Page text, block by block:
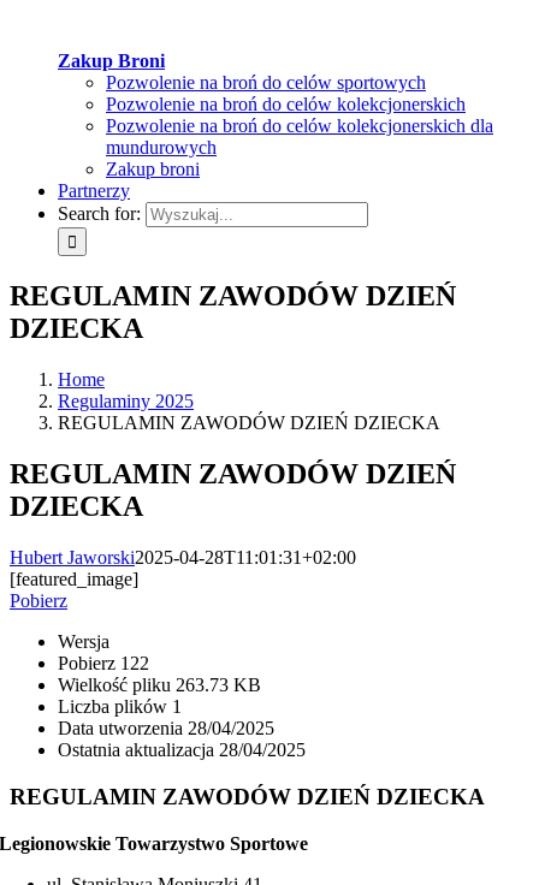
Zakup Broni
Pozwolenie na broń do celów sportowych
Pozwolenie na broń do celów kolekcjonerskich
Pozwolenie na broń do celów kolekcjonerskich dla
mundurowych
Zakup broni
Partnerzy
Search for:
REGULAMIN ZAWODÓW DZIEŃ
DZIECKA
Home
Regulaminy 2025
REGULAMIN ZAWODÓW DZIEŃ DZIECKA
REGULAMIN ZAWODÓW DZIEŃ
DZIECKA
Hubert Jaworski2025-04-28T11:01:31+02:00
[featured_image]
Pobierz
Wersja
Pobierz 122
Wielkość pliku 263.73 KB
Liczba plików 1
Data utworzenia 28/04/2025
Ostatnia aktualizacja 28/04/2025
REGULAMIN ZAWODÓW DZIEŃ DZIECKA
Legionowskie Towarzystwo Sportowe